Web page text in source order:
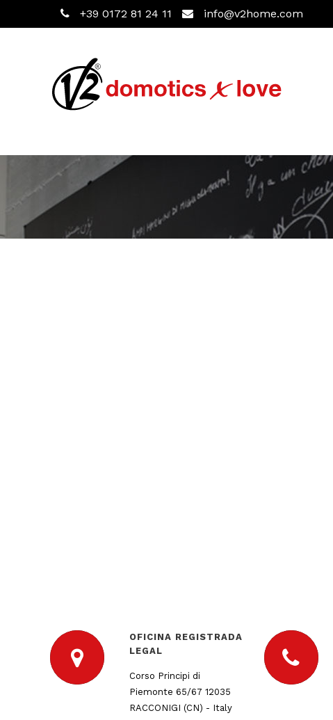
+39 0172 81 24 11 info@v2home.com
OFICINA REGISTRADA
LEGAL
Corso Principi di
Piemonte 65/67 12035
RACCONIGI (CN) - Italy